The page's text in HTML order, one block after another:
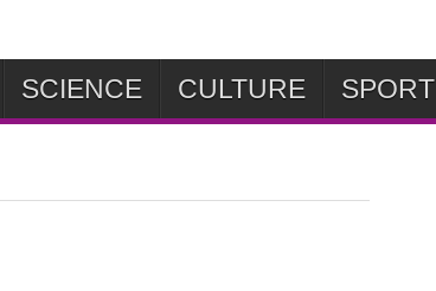
SCIENCE CULTURE SPORT